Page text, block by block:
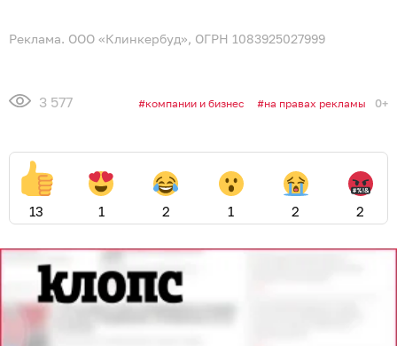
Реклама. ООО «Клинкербуд», ОГРН 1083925027999
3 577 компании и бизнес на правах рекламы 0+
13 1 2 1 2 2